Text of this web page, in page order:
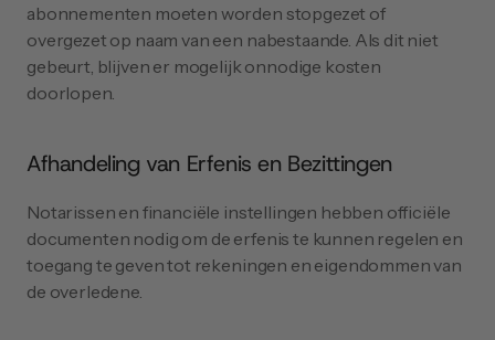
abonnementen moeten worden stopgezet of
overgezet op naam van een nabestaande. Als dit niet
gebeurt, blijven er mogelijk onnodige kosten
doorlopen.
Afhandeling van Erfenis en Bezittingen
Notarissen en financiële instellingen hebben officiële
documenten nodig om de erfenis te kunnen regelen en
toegang te geven tot rekeningen en eigendommen van
de overledene.